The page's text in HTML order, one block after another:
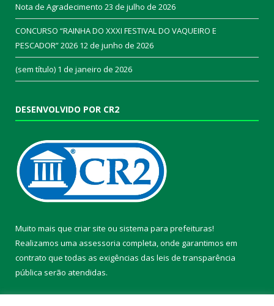
Nota de Agradecimento 23 de julho de 2026
CONCURSO “RAINHA DO XXXI FESTIVAL DO VAQUEIRO E
PESCADOR” 2026 12 de junho de 2026
(sem título) 1 de janeiro de 2026
DESENVOLVIDO POR CR2
Muito mais que criar site ou sistema para prefeituras!
Realizamos uma assessoria completa, onde garantimos em
contrato que todas as exigências das leis de transparência
pública serão atendidas.